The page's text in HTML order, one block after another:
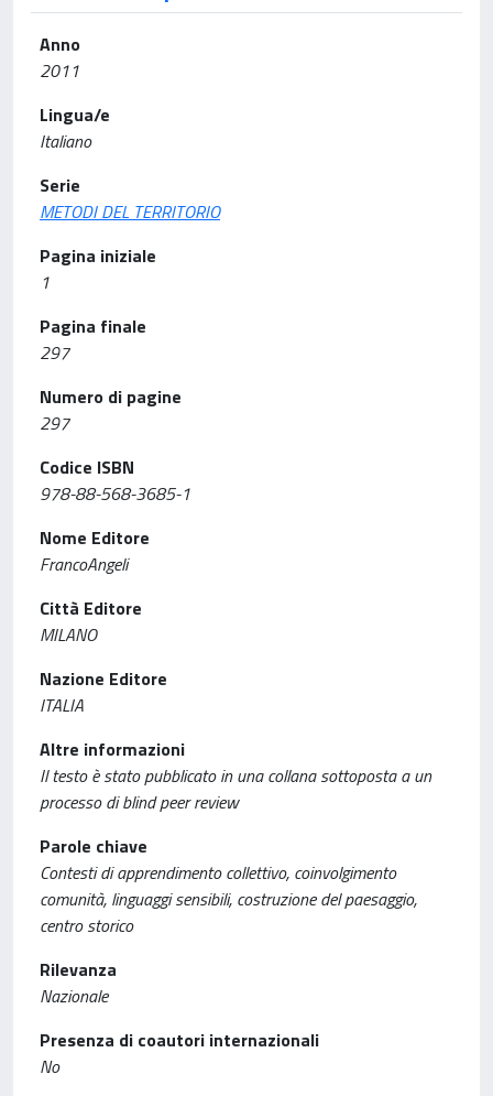
Anno
2011
Lingua/e
Italiano
Serie
METODI DEL TERRITORIO
Pagina iniziale
1
Pagina finale
297
Numero di pagine
297
Codice ISBN
978-88-568-3685-1
Nome Editore
FrancoAngeli
Città Editore
MILANO
Nazione Editore
ITALIA
Altre informazioni
Il testo è stato pubblicato in una collana sottoposta a un
processo di blind peer review
Parole chiave
Contesti di apprendimento collettivo, coinvolgimento
comunità, linguaggi sensibili, costruzione del paesaggio,
centro storico
Rilevanza
Nazionale
Presenza di coautori internazionali
No